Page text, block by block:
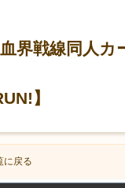
界戦線同人カ
】
に戻る